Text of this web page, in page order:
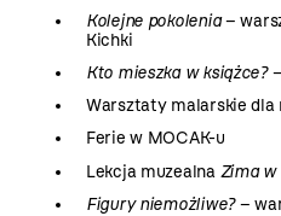
Kolejne pokolenia–
Kichki
Kto mieszka w książce?
Warsztaty malarskie dla
Ferie w MOCAK-u
Lekcja muzealna Zima w
Figury niemożliwe?–